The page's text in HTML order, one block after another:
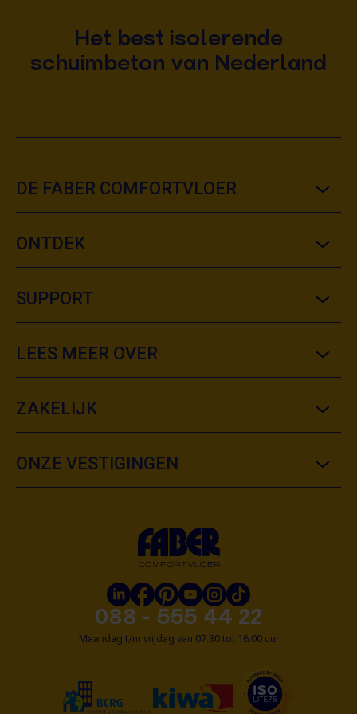
Het best isolerende
schuimbeton van Nederland
088 - 555 44 22
Maandag t/m vrijdag van 07:30 tot 16:00 uur
DE FABER COMFORTVLOER
ONTDEK
SUPPORT
LEES MEER OVER
ZAKELIJK
ONZE VESTIGINGEN